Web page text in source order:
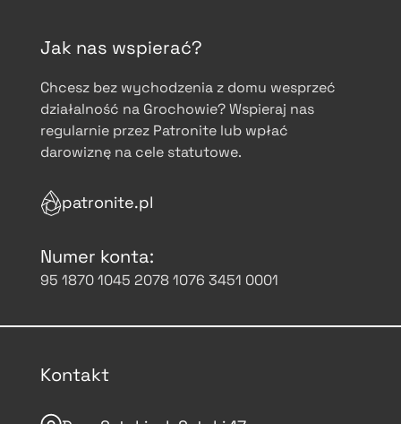
Jak nas wspierać?
Chcesz bez wychodzenia z domu wesprzeć
działalność na Grochowie? Wspieraj nas
regularnie przez Patronite lub wpłać
darowiznę na cele statutowe.
patronite.pl
Numer konta:
95 1870 1045 2078 1076 3451 0001
Kontakt